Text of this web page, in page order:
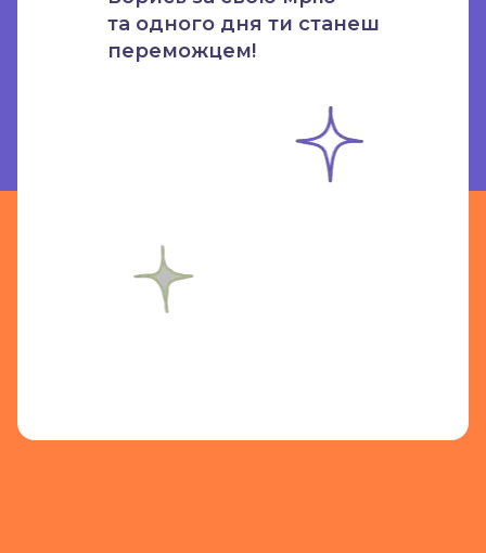
та одного дня ти станеш
переможцем!